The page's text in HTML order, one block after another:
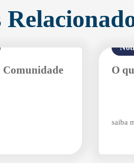
Comunidade
O
saiba